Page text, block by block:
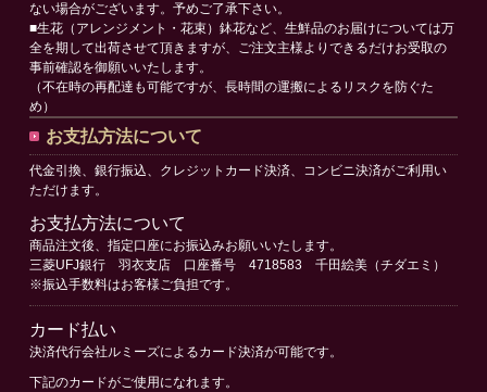
ない場合がございます。予めご了承下さい。
■生花（アレンジメント・花束）鉢花など、生鮮品のお届けについては万
全を期して出荷させて頂きますが、ご注文主様よりできるだけお受取の
事前確認を御願いいたします。
（不在時の再配達も可能ですが、長時間の運搬によるリスクを防ぐた
め）
お支払方法について
代金引換、銀行振込、クレジットカード決済、コンビニ決済がご利用い
ただけます。
お支払方法について
商品注文後、指定口座にお振込みお願いいたします。
三菱UFJ銀行 羽衣支店 口座番号 4718583 千田絵美（チダエミ）
※振込手数料はお客様ご負担です。
カード払い
決済代行会社ルミーズによるカード決済が可能です。
下記のカードがご使用になれます。